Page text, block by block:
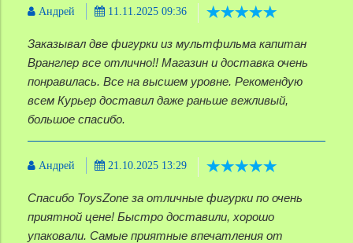
Андрей 11.11.2025 09:36
Заказывал две фигурки из мультфильма капитан
Вранглер все отлично!! Магазин и доставка очень
понравилась. Все на высшем уровне. Рекомендую
всем Курьер доставил даже раньше вежливый,
большое спасибо.
Андрей 21.10.2025 13:29
Спасибо ToysZone за отличные фигурки по очень
приятной цене! Быстро доставили, хорошо
упаковали. Самые приятные впечатления от